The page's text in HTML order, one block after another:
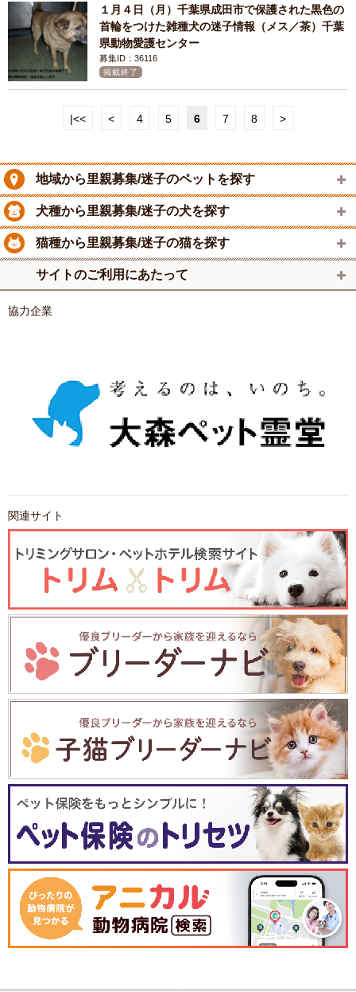
１月４日（月）千葉県成田市で保護された黒色の
首輪をつけた雑種犬の迷子情報（メス／茶）千葉
県動物愛護センター
募集ID：36116
掲載終了
|<< < 4 5 6 7 8 >
地域から里親募集/迷子のペットを探す
犬種から里親募集/迷子の犬を探す
猫種から里親募集/迷子の猫を探す
サイトのご利用にあたって
協力企業
関連サイト